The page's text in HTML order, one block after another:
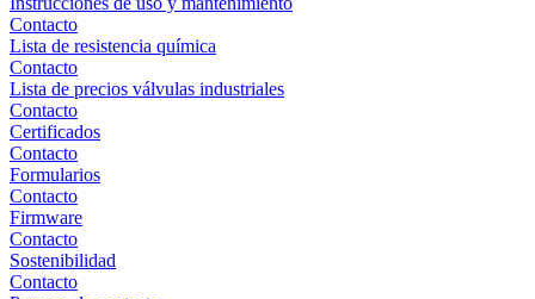
Contacto
Lista de resistencia química
Contacto
Lista de precios válvulas industriales
Contacto
Certificados
Contacto
Formularios
Contacto
Firmware
Contacto
Sostenibilidad
Contacto